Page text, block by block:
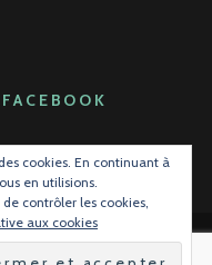
cookies. En continuant à
en utilisions.
contrôler les cookies,
aux cookies